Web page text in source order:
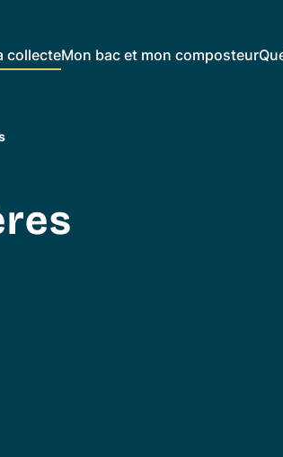
collecteMon bac et mon composteur